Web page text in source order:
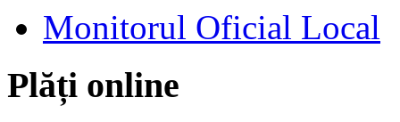
Monitorul Oficial Local
Plăți online